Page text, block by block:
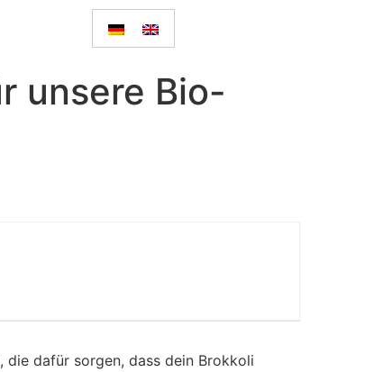
unsere Bio-
dafür sorgen, dass dein Brokkoli